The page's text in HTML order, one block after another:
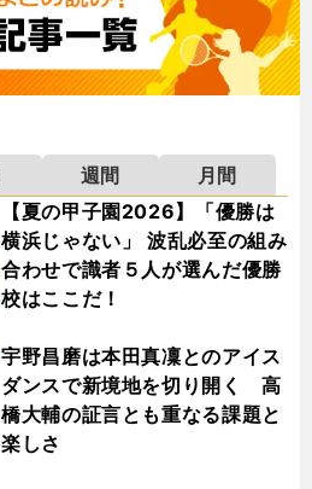
週間
月間
【夏の甲子園2026】「優勝は
横浜じゃない」 波乱必至の組み
合わせで識者５人が選んだ優勝
校はここだ！
宇野昌磨は本田真凜とのアイス
ダンスで新境地を切り開く 高
橋大輔の証言とも重なる課題と
楽しさ